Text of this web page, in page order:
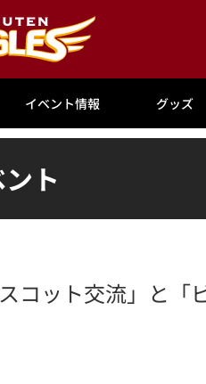
イベント情報 グッズ
ト
コット交流」と「